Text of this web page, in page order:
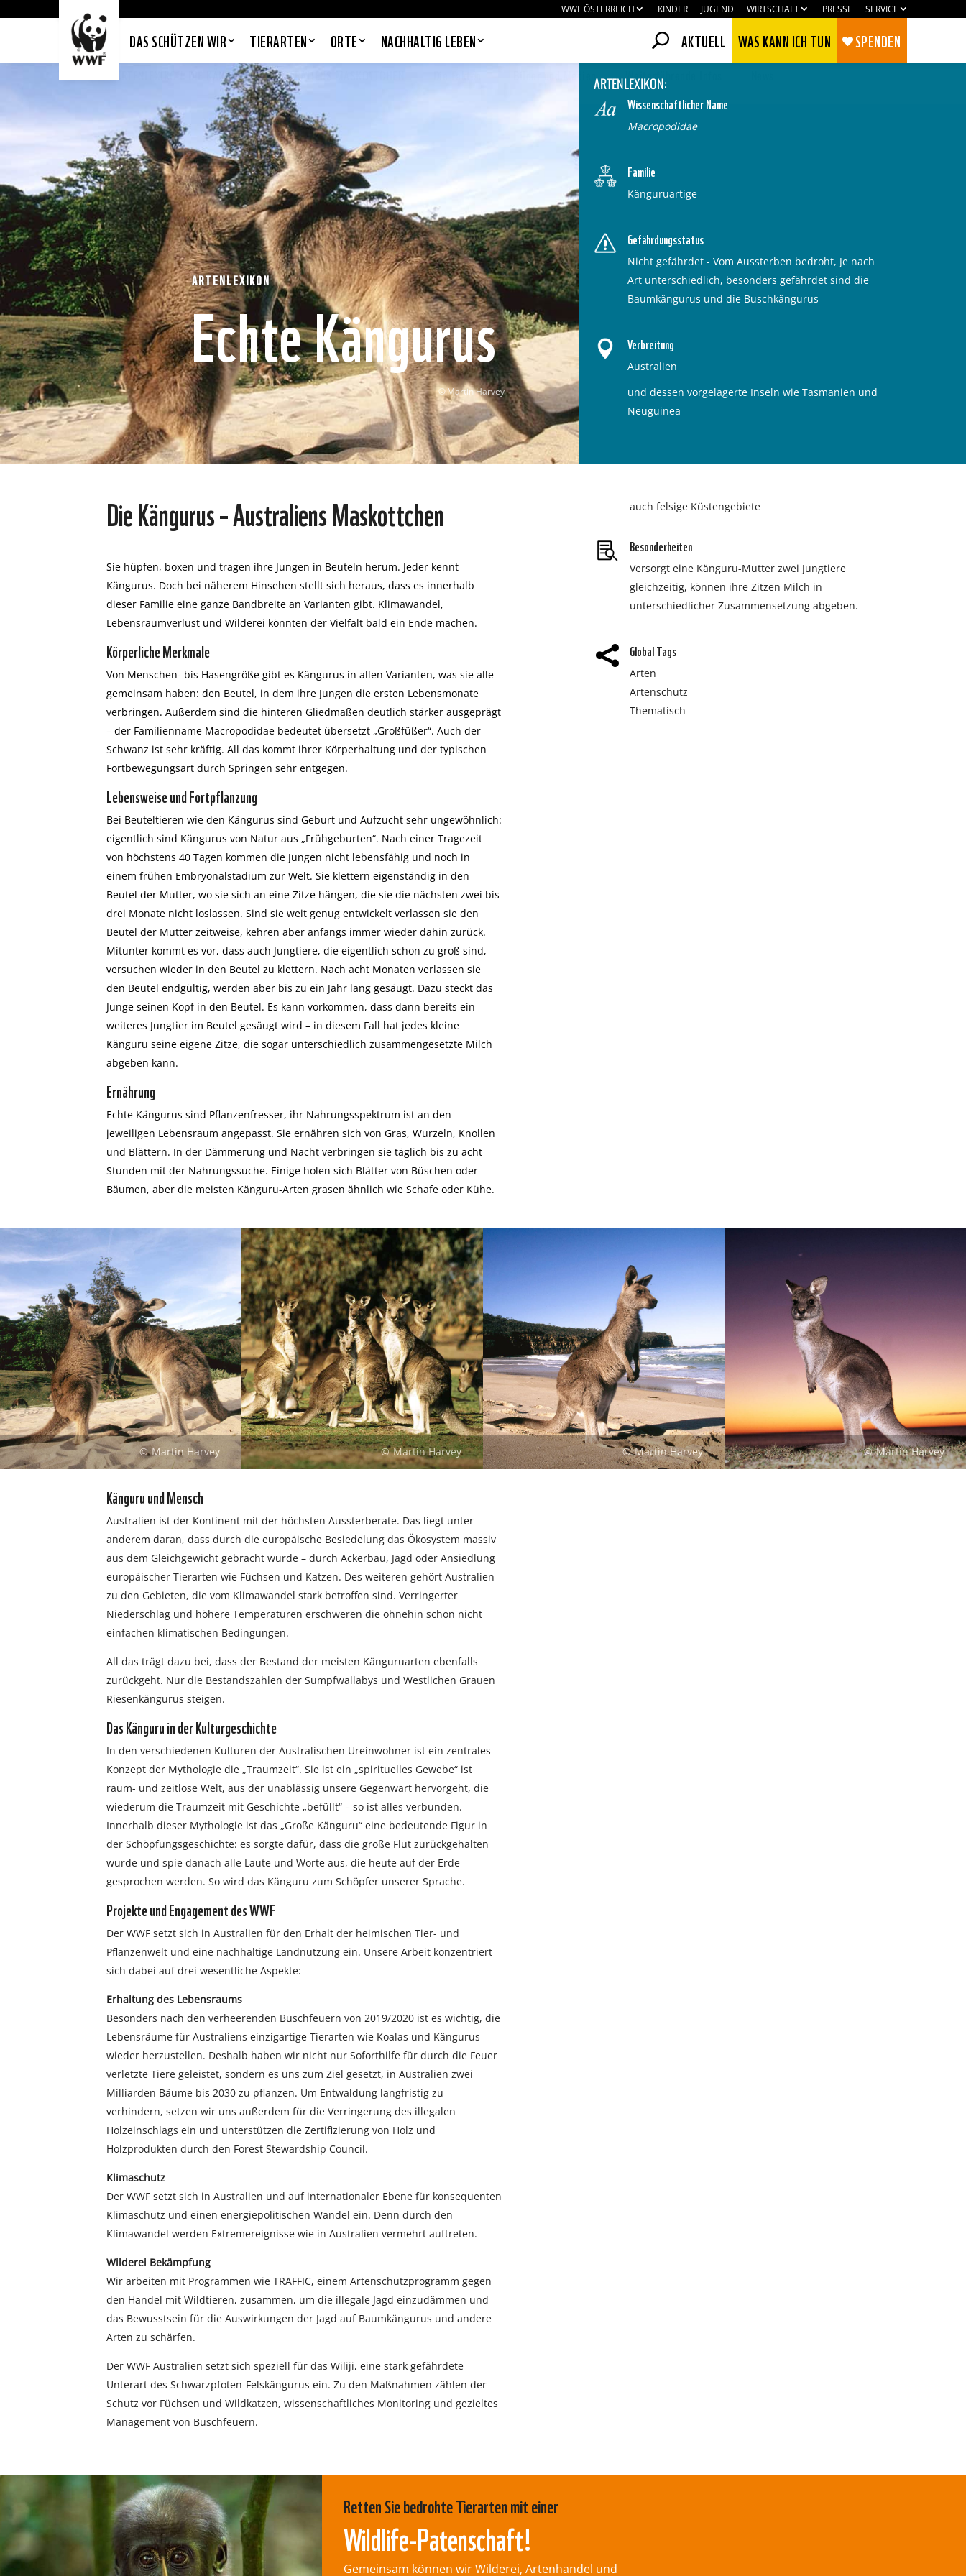
WWF ÖSTERREICH KINDER JUGEND WIRTSCHAFT PRESSE SERVICE
DAS SCHÜTZEN WIR TIERARTEN ORTE NACHHALTIG LEBEN AKTUELL WAS KANN ICH TUN SPENDEN
ARTENLEXIKON
Echte Kängurus
Martin Harvey
ARTENLEXIKON:
Wissenschaftlicher Name
Macropodidae
Familie
Känguruartige
Gefährdungsstatus
Nicht gefährdet - Vom Aussterben bedroht, Je nach
Art unterschiedlich, besonders gefährdet sind die
Baumkängurus und die Buschkängurus
Verbreitung
Australien
und dessen vorgelagerte Inseln wie Tasmanien und
Neuguinea
ARTENLEXIKON: DIE KÄNGURUS – AUSTRALIENS MASKOTTCHEN Bilder und Medien Weiterführende Infos
Die Kängurus – Australiens Maskottchen
Sie hüpfen, boxen und tragen ihre Jungen in Beuteln herum. Jeder kennt
Kängurus. Doch bei näherem Hinsehen stellt sich heraus, dass es innerhalb
dieser Familie eine ganze Bandbreite an Varianten gibt. Klimawandel,
Lebensraumverlust und Wilderei könnten der Vielfalt bald ein Ende machen.
Körperliche Merkmale
Von Menschen- bis Hasengröße gibt es Kängurus in allen Varianten, was sie alle
gemeinsam haben: den Beutel, in dem ihre Jungen die ersten Lebensmonate
verbringen. Außerdem sind die hinteren Gliedmaßen deutlich stärker ausgeprägt
– der Familienname Macropodidae bedeutet übersetzt „Großfüßer“. Auch der
Schwanz ist sehr kräftig. All das kommt ihrer Körperhaltung und der typischen
Fortbewegungsart durch Springen sehr entgegen.
Lebensweise und Fortpflanzung
Bei Beuteltieren wie den Kängurus sind Geburt und Aufzucht sehr ungewöhnlich:
eigentlich sind Kängurus von Natur aus „Frühgeburten“. Nach einer Tragezeit
von höchstens 40 Tagen kommen die Jungen nicht lebensfähig und noch in
einem frühen Embryonalstadium zur Welt. Sie klettern eigenständig in den
Beutel der Mutter, wo sie sich an eine Zitze hängen, die sie die nächsten zwei bis
drei Monate nicht loslassen. Sind sie weit genug entwickelt verlassen sie den
Beutel der Mutter zeitweise, kehren aber anfangs immer wieder dahin zurück.
Mitunter kommt es vor, dass auch Jungtiere, die eigentlich schon zu groß sind,
versuchen wieder in den Beutel zu klettern. Nach acht Monaten verlassen sie
den Beutel endgültig, werden aber bis zu ein Jahr lang gesäugt. Dazu steckt das
Junge seinen Kopf in den Beutel. Es kann vorkommen, dass dann bereits ein
weiteres Jungtier im Beutel gesäugt wird – in diesem Fall hat jedes kleine
Känguru seine eigene Zitze, die sogar unterschiedlich zusammengesetzte Milch
abgeben kann.
Ernährung
Echte Kängurus sind Pflanzenfresser, ihr Nahrungsspektrum ist an den
jeweiligen Lebensraum angepasst. Sie ernähren sich von Gras, Wurzeln, Knollen
und Blättern. In der Dämmerung und Nacht verbringen sie täglich bis zu acht
Stunden mit der Nahrungssuche. Einige holen sich Blätter von Büschen oder
Bäumen, aber die meisten Känguru-Arten grasen ähnlich wie Schafe oder Kühe.
auch felsige Küstengebiete
Besonderheiten
Versorgt eine Känguru-Mutter zwei Jungtiere
gleichzeitig, können ihre Zitzen Milch in
unterschiedlicher Zusammensetzung abgeben.
 Global Tags
Arten
Artenschutz
Thematisch
Martin Harvey Martin Harvey Martin Harvey Martin Harvey
Känguru und Mensch
Australien ist der Kontinent mit der höchsten Aussterberate. Das liegt unter
anderem daran, dass durch die europäische Besiedelung das Ökosystem massiv
aus dem Gleichgewicht gebracht wurde – durch Ackerbau, Jagd oder Ansiedlung
europäischer Tierarten wie Füchsen und Katzen. Des weiteren gehört Australien
zu den Gebieten, die vom Klimawandel stark betroffen sind. Verringerter
Niederschlag und höhere Temperaturen erschweren die ohnehin schon nicht
einfachen klimatischen Bedingungen.
All das trägt dazu bei, dass der Bestand der meisten Känguruarten ebenfalls
zurückgeht. Nur die Bestandszahlen der Sumpfwallabys und Westlichen Grauen
Riesenkängurus steigen.
Das Känguru in der Kulturgeschichte
In den verschiedenen Kulturen der Australischen Ureinwohner ist ein zentrales
Konzept der Mythologie die „Traumzeit“. Sie ist ein „spirituelles Gewebe“ ist
raum- und zeitlose Welt, aus der unablässig unsere Gegenwart hervorgeht, die
wiederum die Traumzeit mit Geschichte „befüllt“ – so ist alles verbunden.
Innerhalb dieser Mythologie ist das „Große Känguru“ eine bedeutende Figur in
der Schöpfungsgeschichte: es sorgte dafür, dass die große Flut zurückgehalten
wurde und spie danach alle Laute und Worte aus, die heute auf der Erde
gesprochen werden. So wird das Känguru zum Schöpfer unserer Sprache.
Projekte und Engagement des WWF
Der WWF setzt sich in Australien für den Erhalt der heimischen Tier- und
Pflanzenwelt und eine nachhaltige Landnutzung ein. Unsere Arbeit konzentriert
sich dabei auf drei wesentliche Aspekte:
Erhaltung des Lebensraums
Besonders nach den verheerenden Buschfeuern von 2019/2020 ist es wichtig, die
Lebensräume für Australiens einzigartige Tierarten wie Koalas und Kängurus
wieder herzustellen. Deshalb haben wir nicht nur Soforthilfe für durch die Feuer
verletzte Tiere geleistet, sondern es uns zum Ziel gesetzt, in Australien zwei
Milliarden Bäume bis 2030 zu pflanzen. Um Entwaldung langfristig zu
verhindern, setzen wir uns außerdem für die Verringerung des illegalen
Holzeinschlags ein und unterstützen die Zertifizierung von Holz und
Holzprodukten durch den Forest Stewardship Council.
Klimaschutz
Der WWF setzt sich in Australien und auf internationaler Ebene für konsequenten
Klimaschutz und einen energiepolitischen Wandel ein. Denn durch den
Klimawandel werden Extremereignisse wie in Australien vermehrt auftreten.
Wilderei Bekämpfung
Wir arbeiten mit Programmen wie TRAFFIC, einem Artenschutzprogramm gegen
den Handel mit Wildtieren, zusammen, um die illegale Jagd einzudämmen und
das Bewusstsein für die Auswirkungen der Jagd auf Baumkängurus und andere
Arten zu schärfen.
Der WWF Australien setzt sich speziell für das Wiliji, eine stark gefährdete
Unterart des Schwarzpfoten-Felskängurus ein. Zu den Maßnahmen zählen der
Schutz vor Füchsen und Wildkatzen, wissenschaftliches Monitoring und gezieltes
Management von Buschfeuern.
Retten Sie bedrohte Tierarten mit einer
Wildlife-Patenschaft!
Gemeinsam können wir Wilderei, Artenhandel und
PANDAS LIEBEN COOKIES, WIR
Cookies helfen unser Angebot
nutzerfreundlich zu gestalten & erlauben
uns eine Analyse der Zugriffe auf die
Website. Infos dazu findest du in unserer
Datenschutzerklärung. Unter
Einstellungen kannst du verwalten,
welche Art von Cookies gesetzt werden.
Deine Auswahl kannst du über den
entsprechenden Link im Footer der
Website jederzeit widerrufen.
Zustimmen Ablehnen